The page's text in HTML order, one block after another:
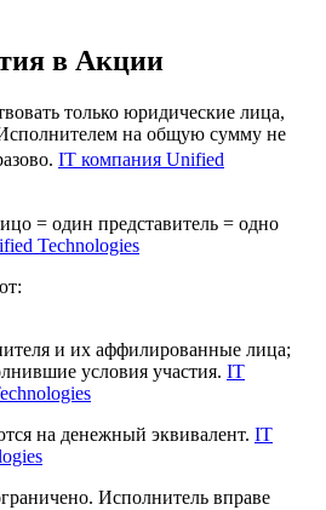
в Акции
только юридические лица,
на общую сумму не
IT компания Unified
= один представитель = одно
Technologies
и их аффилированные лица;
условия участия. IT
на денежный эквивалент. IT
Исполнитель вправе